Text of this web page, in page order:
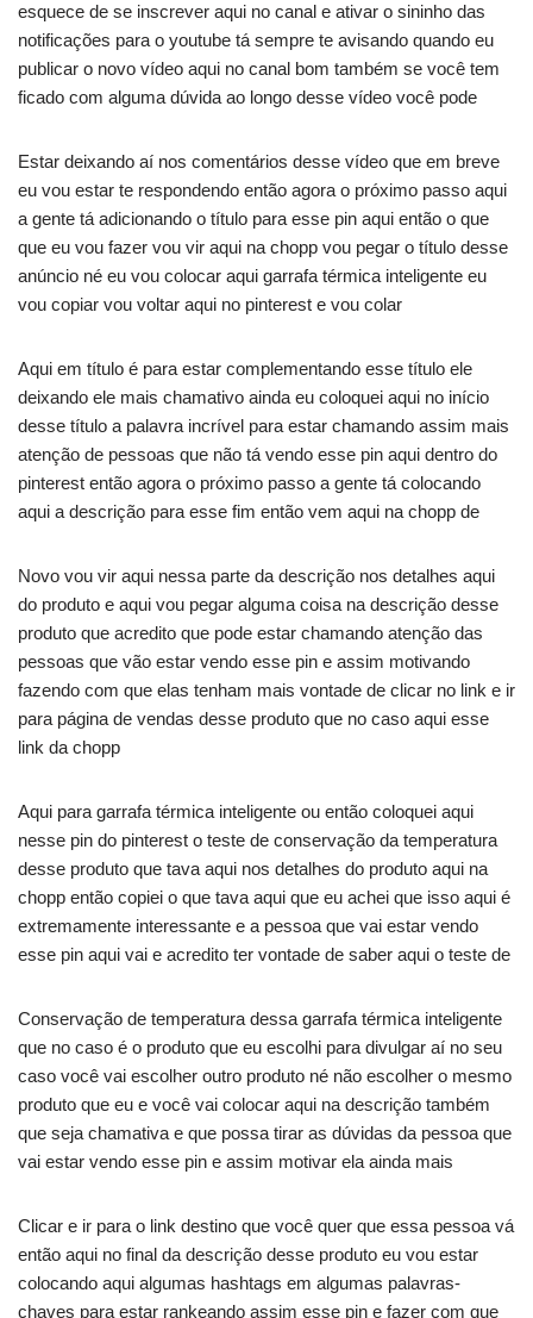
esquece de se inscrever aqui no canal e ativar o sininho das
notificações para o youtube tá sempre te avisando quando eu
publicar o novo vídeo aqui no canal bom também se você tem
ficado com alguma dúvida ao longo desse vídeo você pode
Estar deixando aí nos comentários desse vídeo que em breve
eu vou estar te respondendo então agora o próximo passo aqui
a gente tá adicionando o título para esse pin aqui então o que
que eu vou fazer vou vir aqui na chopp vou pegar o título desse
anúncio né eu vou colocar aqui garrafa térmica inteligente eu
vou copiar vou voltar aqui no pinterest e vou colar
Aqui em título é para estar complementando esse título ele
deixando ele mais chamativo ainda eu coloquei aqui no início
desse título a palavra incrível para estar chamando assim mais
atenção de pessoas que não tá vendo esse pin aqui dentro do
pinterest então agora o próximo passo a gente tá colocando
aqui a descrição para esse fim então vem aqui na chopp de
Novo vou vir aqui nessa parte da descrição nos detalhes aqui
do produto e aqui vou pegar alguma coisa na descrição desse
produto que acredito que pode estar chamando atenção das
pessoas que vão estar vendo esse pin e assim motivando
fazendo com que elas tenham mais vontade de clicar no link e ir
para página de vendas desse produto que no caso aqui esse
link da chopp
Aqui para garrafa térmica inteligente ou então coloquei aqui
nesse pin do pinterest o teste de conservação da temperatura
desse produto que tava aqui nos detalhes do produto aqui na
chopp então copiei o que tava aqui que eu achei que isso aqui é
extremamente interessante e a pessoa que vai estar vendo
esse pin aqui vai e acredito ter vontade de saber aqui o teste de
Conservação de temperatura dessa garrafa térmica inteligente
que no caso é o produto que eu escolhi para divulgar aí no seu
caso você vai escolher outro produto né não escolher o mesmo
produto que eu e você vai colocar aqui na descrição também
que seja chamativa e que possa tirar as dúvidas da pessoa que
vai estar vendo esse pin e assim motivar ela ainda mais
Clicar e ir para o link destino que você quer que essa pessoa vá
então aqui no final da descrição desse produto eu vou estar
colocando aqui algumas hashtags em algumas palavras-
chaves para estar rankeando assim esse pin e fazer com que